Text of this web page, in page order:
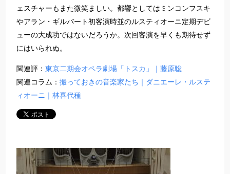
ェスチャーもまた微笑ましい。都響としてはミンコンフスキ
やアラン・ギルバート初客演時並のルスティオーニ定期デビ
ューの大成功ではないだろうか。次回客演を早くも期待せず
にはいられぬ。
関連評： 東京二期会オペラ劇場「トスカ」｜藤原聡
関連コラム： 撮っておきの音楽家たち｜ダニエーレ・ルステ
ィオーニ｜林喜代種